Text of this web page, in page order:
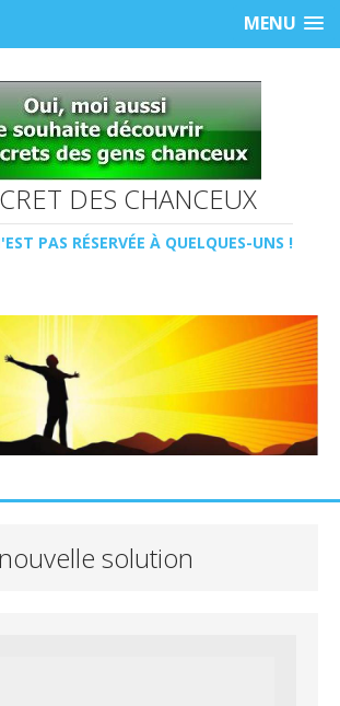
MENU
DES CHANCEUX
PAS RÉSERVÉE À QUELQUES-UNS !
nouvelle solution